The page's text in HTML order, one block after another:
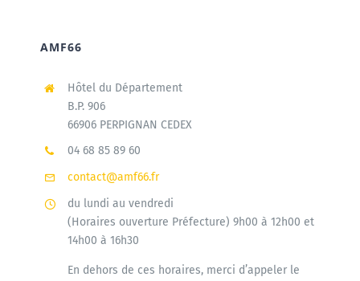
AMF66
Hôtel du Département
B.P. 906
66906 PERPIGNAN CEDEX
04 68 85 89 60
contact@amf66.fr
du lundi au vendredi
(Horaires ouverture Préfecture) 9h00 à 12h00 et
14h00 à 16h30
En dehors de ces horaires, merci d’appeler le